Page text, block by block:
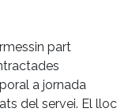
part
a jornada
del servei. El lloc